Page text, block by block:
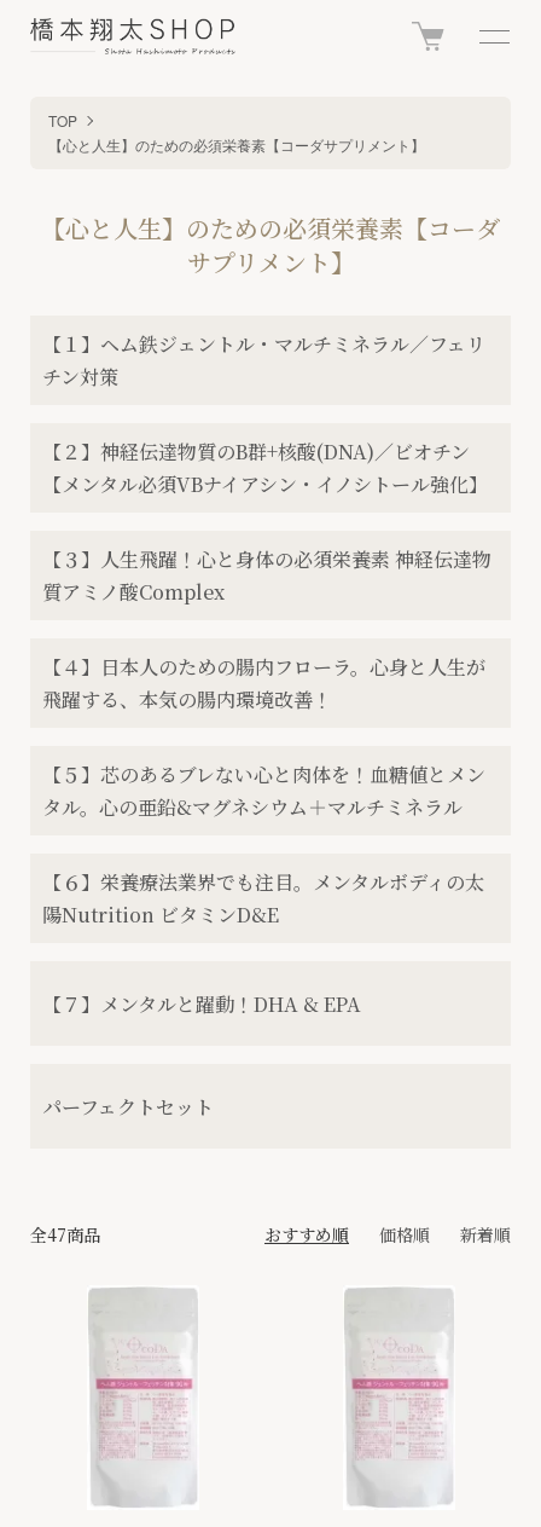
TOP
【心と人生】のための必須栄養素【コーダサプリメント】
【心と人生】のための必須栄養素【コーダ
サプリメント】
カテゴリー一覧
【１】ヘム鉄ジェントル・マルチミネラル／フェリ
チン対策
【２】神経伝達物質のB群+核酸(DNA)／ビオチン
【メンタル必須VBナイアシン・イノシトール強化】
【３】人生飛躍！心と身体の必須栄養素 神経伝達物
質アミノ酸Complex
【４】日本人のための腸内フローラ。心身と人生が
飛躍する、本気の腸内環境改善！
【５】芯のあるブレない心と肉体を！血糖値とメン
タル。心の亜鉛&マグネシウム＋マルチミネラル
【６】栄養療法業界でも注目。メンタルボディの太
陽Nutrition ビタミンD&E
【７】メンタルと躍動！DHA & EPA
パーフェクトセット
全47商品 おすすめ順 価格順 新着順